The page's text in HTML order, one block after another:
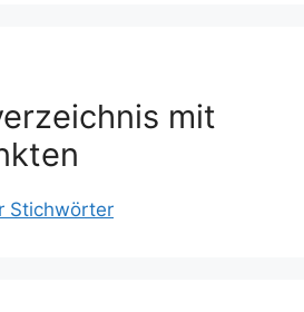
mit
Stichwörter